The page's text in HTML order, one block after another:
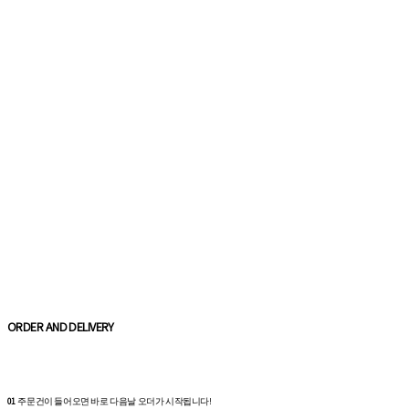
ORDER AND DELIVERY
01주문건이 들어오면 바로 다음날 오더가 시작됩니다!